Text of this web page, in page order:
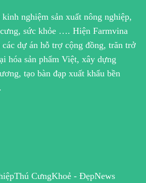
nghiệm sản xuất nông nghiệp,
sức khỏe …. Hiện Farmvina
dự án hỗ trợ cộng đồng, trăn trở
hóa sản phẩm Việt, xây dựng
tạo bàn đạp xuất khẩu bền
Thú CưngKhoẻ - ĐẹpNews